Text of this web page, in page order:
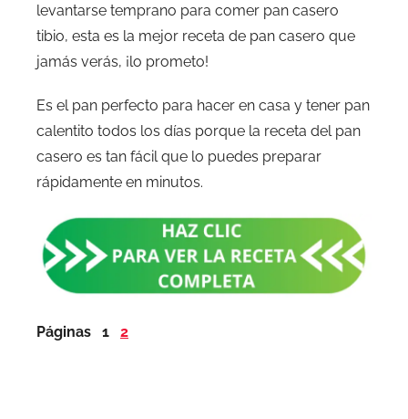
levantarse temprano para comer pan casero
tibio, esta es la mejor receta de pan casero que
jamás verás, ¡lo prometo!
Es el pan perfecto para hacer en casa y tener pan
calentito todos los días porque la receta del pan
casero es tan fácil que lo puedes preparar
rápidamente en minutos.
Páginas 1 2